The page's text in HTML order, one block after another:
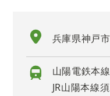
兵庫県神戸
山陽電鉄本
JR山陽本線